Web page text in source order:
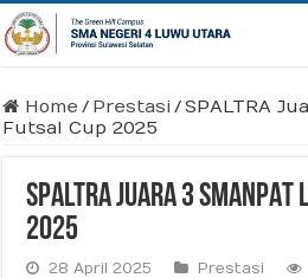
Home / Prestasi /SPALTRA
Futsal Cup 2025
SPALTRA Juara 3
2025
28 April 2025 Prestasi